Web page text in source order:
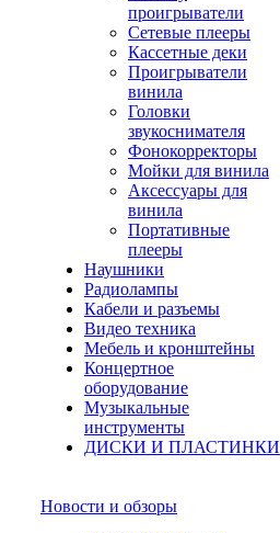
проигрыватели
Сетевые плееры
Кассетные деки
Проигрыватели
винила
Головки
звукоснимателя
Фонокорректоры
Мойки для винила
Аксессуары для
винила
Портативные
плееры
Наушники
Радиолампы
Кабели и разъемы
Видео техника
Мебель и кронштейны
Концертное
оборудование
Музыкальные
инструменты
ДИСКИ И ПЛАСТИНКИ
Новости и обзоры